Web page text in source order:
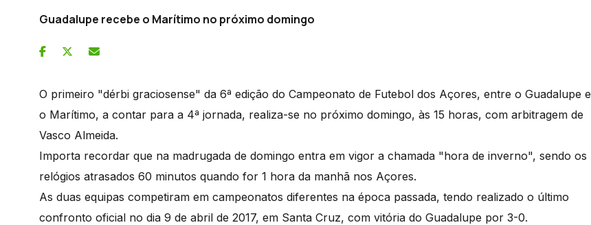
Guadalupe recebe o Marítimo no próximo domingo
O primeiro "dérbi graciosense" da 6ª edição do Campeonato de Futebol dos Açores, entre o Guadalupe e
o Marítimo, a contar para a 4ª jornada, realiza-se no próximo domingo, às 15 horas, com arbitragem de
Vasco Almeida.
Importa recordar que na madrugada de domingo entra em vigor a chamada "hora de inverno", sendo os
relógios atrasados 60 minutos quando for 1 hora da manhã nos Açores.
As duas equipas competiram em campeonatos diferentes na época passada, tendo realizado o último
confronto oficial no dia 9 de abril de 2017, em Santa Cruz, com vitória do Guadalupe por 3-0.